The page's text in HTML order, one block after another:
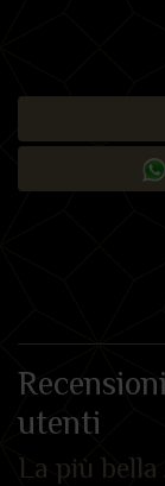
utenti
La più bella